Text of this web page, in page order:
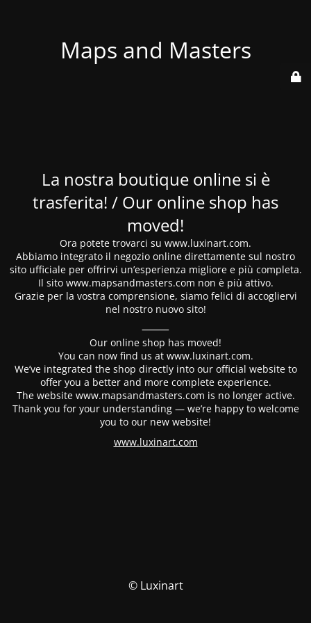
Maps and Masters
La nostra boutique online si è
trasferita! / Our online shop has
moved!
Ora potete trovarci su www.luxinart.com.
Abbiamo integrato il negozio online direttamente sul nostro
sito ufficiale per offrirvi un’esperienza migliore e più completa.
Il sito www.mapsandmasters.com non è più attivo.
Grazie per la vostra comprensione, siamo felici di accogliervi
nel nostro nuovo sito!
⸻
Our online shop has moved!
You can now find us at www.luxinart.com.
We’ve integrated the shop directly into our official website to
offer you a better and more complete experience.
The website www.mapsandmasters.com is no longer active.
Thank you for your understanding — we’re happy to welcome
you to our new website!
www.luxinart.com
© Luxinart